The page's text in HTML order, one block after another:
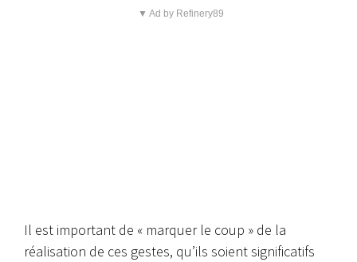
▼ Ad by Refinery89
Il est important de « marquer le coup » de la
réalisation de ces gestes, qu’ils soient significatifs